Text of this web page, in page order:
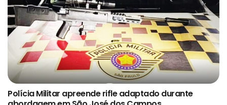
Polícia Militar apreende rifle adaptado durante